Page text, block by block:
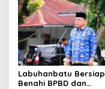
Labuhanbatu Bersiap
Benahi BPBD dan